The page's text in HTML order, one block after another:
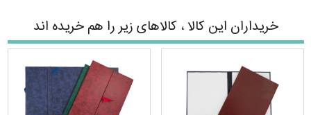
خریداران این کالا ، کالاهای زیر را هم خریده اند